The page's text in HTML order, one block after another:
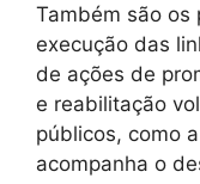
Também são os
execução das
de ações de
e reabilitação
públicos, como
acompanha o